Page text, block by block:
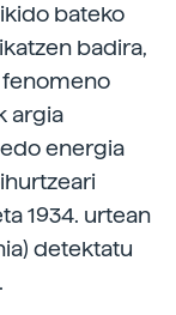
bateko
badira,
fenomeno
argia
energia
1934. urtean
detektatu